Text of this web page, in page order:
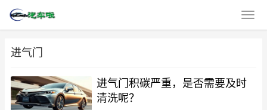
进气门
进气门积碳严重，是否需要及时
清洗呢？